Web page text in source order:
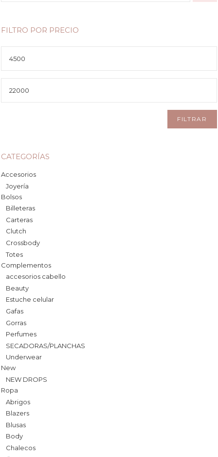
FILTRO POR PRECIO
mínimo
máximo
FILTRAR
CATEGORÍAS
Accesorios
Joyería
Bolsos
Billeteras
Carteras
Clutch
Crossbody
Totes
Complementos
accesorios cabello
Beauty
Estuche celular
Gafas
Gorras
Perfumes
SECADORAS/PLANCHAS
Underwear
New
NEW DROPS
Ropa
Abrigos
Blazers
Blusas
Body
Chalecos